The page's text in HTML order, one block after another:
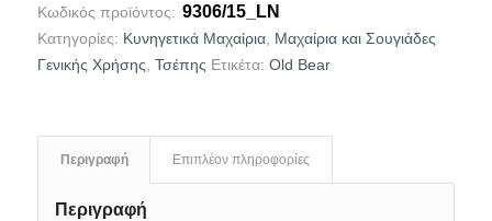
Κωδικός προϊόντος: 9306/15_LN
Κατηγορίες: Κυνηγετικά Μαχαίρια, Μαχαίρια και Σουγιάδες
Γενικής Χρήσης Τσέπης Ετικέτα: Old Bear
Περιγραφή Επιπλέον πληροφορίες
Περιγραφή